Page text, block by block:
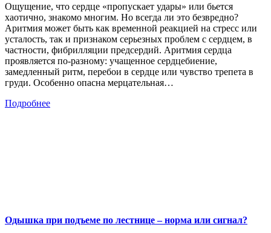
Ощущение, что сердце «пропускает удары» или бьется
хаотично, знакомо многим. Но всегда ли это безвредно?
Аритмия может быть как временной реакцией на стресс или
усталость, так и признаком серьезных проблем с сердцем, в
частности, фибрилляции предсердий. Аритмия сердца
проявляется по-разному: учащенное сердцебиение,
замедленный ритм, перебои в сердце или чувство трепета в
груди. Особенно опасна мерцательная…
Подробнее
Одышка при подъеме по лестнице – норма или сигнал?